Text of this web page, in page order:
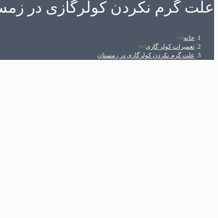
علت گرم نکردن کولرگازی در
خانه>>
تعمیرات کولر گازی>>
علت گرم نکردن کولرگازی در زمستان